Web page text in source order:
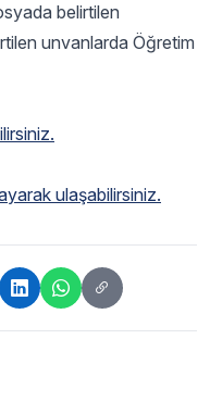
belirtilen
unvanlarda Öğretim
ulaşabilirsiniz.